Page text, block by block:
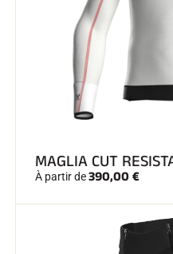
SKI
MAGLIA CUT
À partir de390,00 €